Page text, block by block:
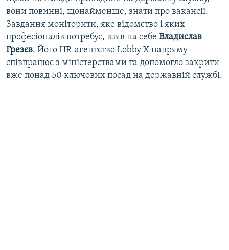
вони повинні, щонайменше, знати про вакансії.
Завдання моніторити, яке відомство і яких
професіоналів потребує, взяв на себе Владислав
Грезєв. Його HR-агентство Lobby X напряму
співпрацює з міністерствами та допомогло закрити
вже понад 50 ключових посад на державній службі.